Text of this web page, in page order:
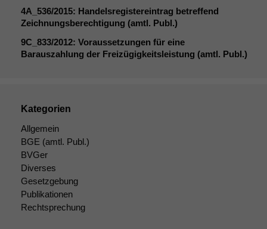
4A_536/2015: Handelsregistereintrag betreffend
Zeichnungsberechtigung (amtl. Publ.)
9C_833/2012: Voraussetzungen für eine
Barauszahlung der Freizügigkeitsleistung (amtl. Publ.)
Kategorien
Allgemein
BGE (amtl. Publ.)
BVGer
Diverses
Gesetzgebung
Publikationen
Rechtsprechung
Diese
Cookies sind
nicht
optional, es
braucht sie,